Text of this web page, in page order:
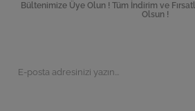
Bültenimize Üye Olun ! Tüm İndirim ve
Olsun !